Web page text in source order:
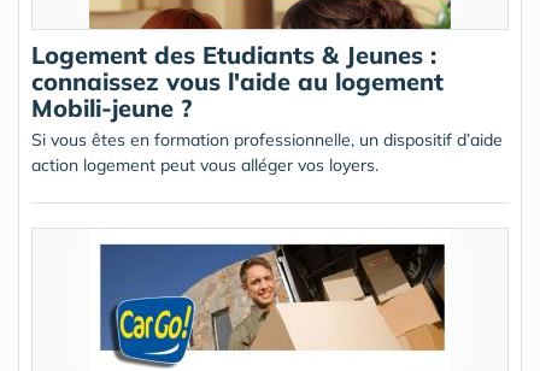
Logement des Etudiants & Jeunes :
connaissez vous l'aide au logement
Mobili-jeune ?
Si vous êtes en formation professionnelle, un dispositif d’aide
action logement peut vous alléger vos loyers.